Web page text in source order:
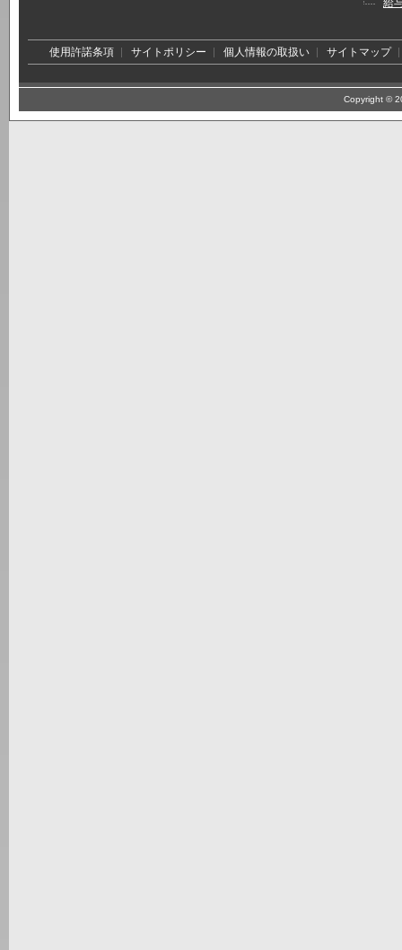
給
使用許諾条項 サイトポリシー 個人情報の取扱い サイトマップ
Copyright ©